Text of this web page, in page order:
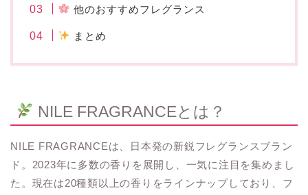
他のおすすめフレグランス
まとめ
NILE FRAGRANCEとは？
NILE FRAGRANCEは、日本発の新鋭フレグランスブラン
ド。2023年に多数の香りを展開し、一気に注目を集めまし
た。現在は20種類以上の香りをラインナップしており、フ